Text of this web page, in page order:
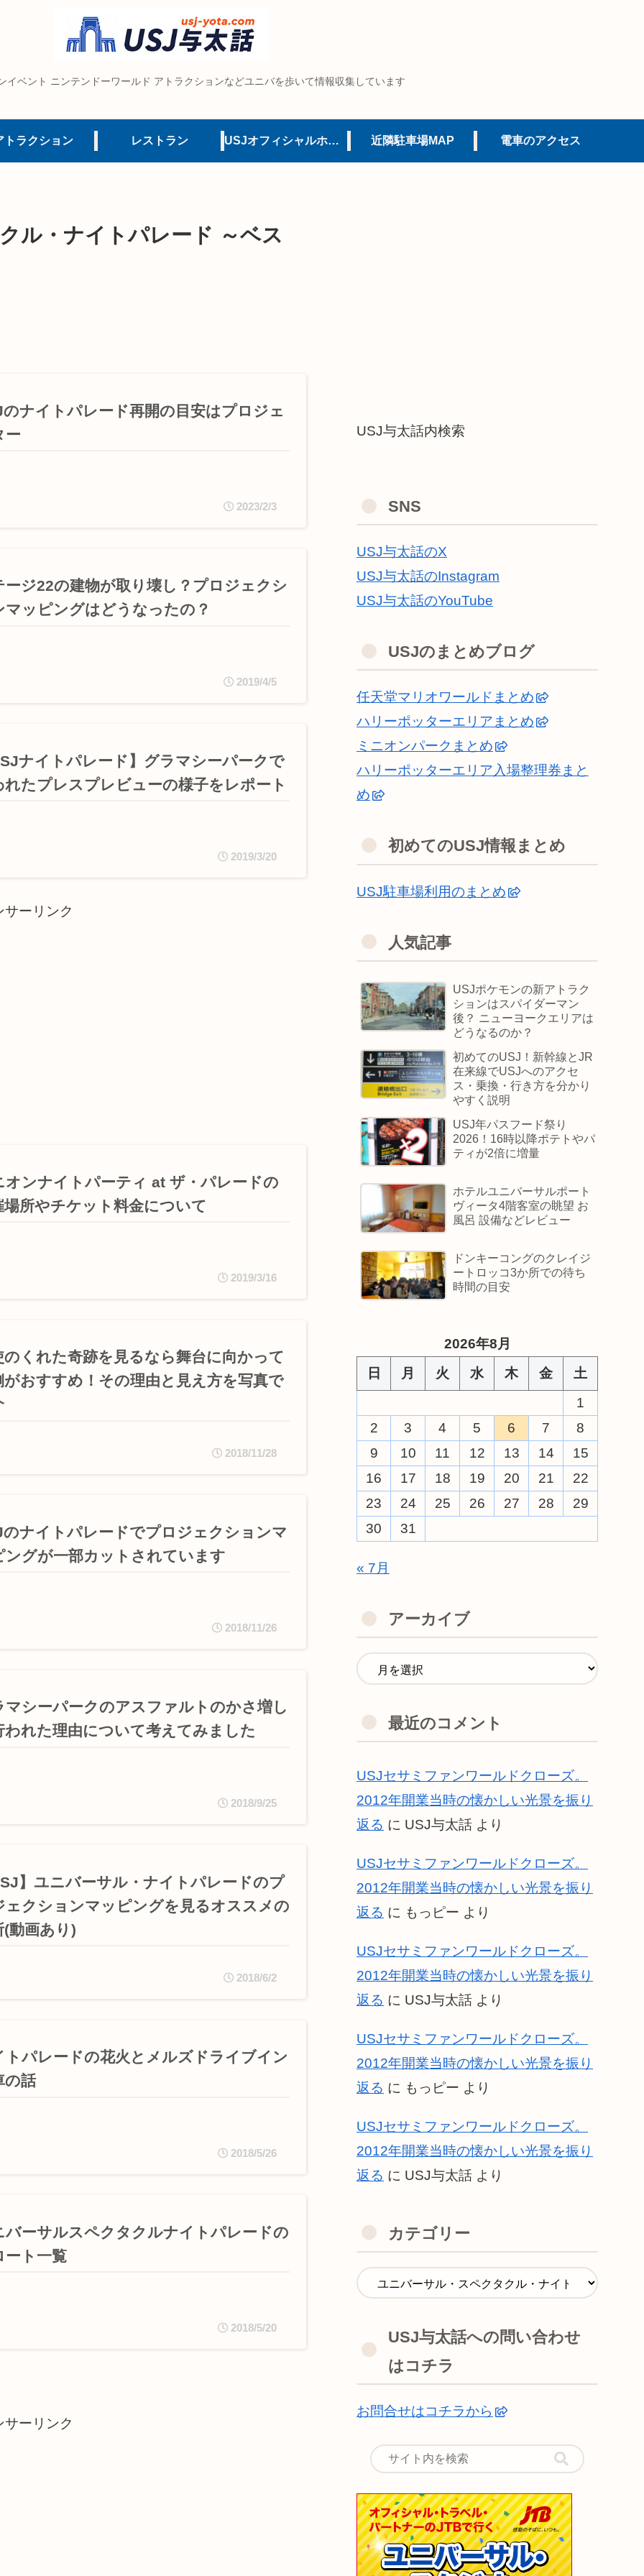
イベント ニンテンドーワールド アトラクションなどユニバを歩いて情報収集しています
トラクション レストラン USJオフィシャルホテル 近隣駐車場MAP 電車のアクセス
ル・ナイトパレード ～ベス
ナイトパレード再開の目安はプロジェ
ー
2023/2/3
ージ22の建物が取り壊し？プロジェクシ
マッピングはどうなったの？
2019/4/5
ナイトパレード】グラマシーパークで
れたプレスプレビューの様子をレポート
2019/3/20
サーリンク
オンナイトパーティ at ザ・パレードの
場所やチケット料金について
2019/3/16
のくれた奇跡を見るなら舞台に向かって
がおすすめ！その理由と見え方を写真で
2018/11/28
のナイトパレードでプロジェクションマ
ングが一部カットされています
2018/11/26
マシーパークのアスファルトのかさ増し
われた理由について考えてみました
2018/9/25
】ユニバーサル・ナイトパレードのプ
ェクションマッピングを見るオススメの
(動画あり)
2018/6/2
トパレードの花火とメルズドライブイン
の話
2018/5/26
バーサルスペクタクルナイトパレードの
ート一覧
2018/5/20
サーリンク
USJ与太話内検索
SNS
USJ与太話のX
USJ与太話のInstagram
USJ与太話のYouTube
USJのまとめブログ
任天堂マリオワールドまとめ
ハリーポッターエリアまとめ
ミニオンパークまとめ
ハリーポッターエリア入場整理券まと
め
初めてのUSJ情報まとめ
USJ駐車場利用のまとめ
人気記事
USJポケモンの新アトラク
ションはスパイダーマン
後？ ニューヨークエリアは
どうなるのか？
初めてのUSJ！新幹線とJR
在来線でUSJへのアクセ
ス・乗換・行き方を分かり
やすく説明
USJ年パスフード祭り
2026！16時以降ポテトやパ
ティが2倍に増量
ホテルユニバーサルポート
ヴィータ4階客室の眺望 お
風呂 設備などレビュー
ドンキーコングのクレイジ
ートロッコ3か所での待ち
時間の目安
2026年8月
日
月 火 水 木 金
土
1
2
3 4 5 6 7
8
9
10 11 12 13 14
15
16
17 18 19 20 21
22
23
24 25 26 27 28
29
30
31
« 7月
アーカイブ
最近のコメント
USJセサミファンワールドクローズ。
2012年開業当時の懐かしい光景を振り
返る に USJ与太話 より
USJセサミファンワールドクローズ。
2012年開業当時の懐かしい光景を振り
返る に もっピー より
USJセサミファンワールドクローズ。
2012年開業当時の懐かしい光景を振り
返る に USJ与太話 より
USJセサミファンワールドクローズ。
2012年開業当時の懐かしい光景を振り
返る に もっピー より
USJセサミファンワールドクローズ。
2012年開業当時の懐かしい光景を振り
返る に USJ与太話 より
カテゴリー
USJ与太話への問い合わせ
はコチラ
お問合せはコチラから